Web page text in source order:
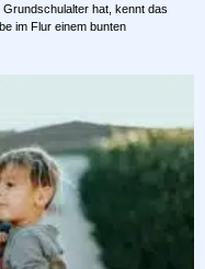
hat, kennt das
im Flur einem bunten